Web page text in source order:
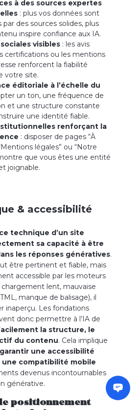
à des sources expertes
: plus vos données sont
par des sources solides, plus
inspire confiance aux IA.
visibles: les avis
certifications ou les mentions
renforcent la fiabilité
votre site.
éditoriale à l’échelle du
un ton, une fréquence de
et une structure constante
une identité fiable.
renforçant la
: disposer de pages “À
légales” ou “Notre
que vous êtes une entité
joignable.
& accessibilité
technique d’un site
sa capacité à être
les réponses génératives.
être pertinent et fiable, mais
accessible par les moteurs
chargement lent, mauvaise
manque de balisage), il
inaperçu. Les fondations
donc permettre à l’IA de
la structure, le
du contenu. Cela implique
garantir une accessibilité
compatibilité mobile
devenus incontournables
générative.
positionnement